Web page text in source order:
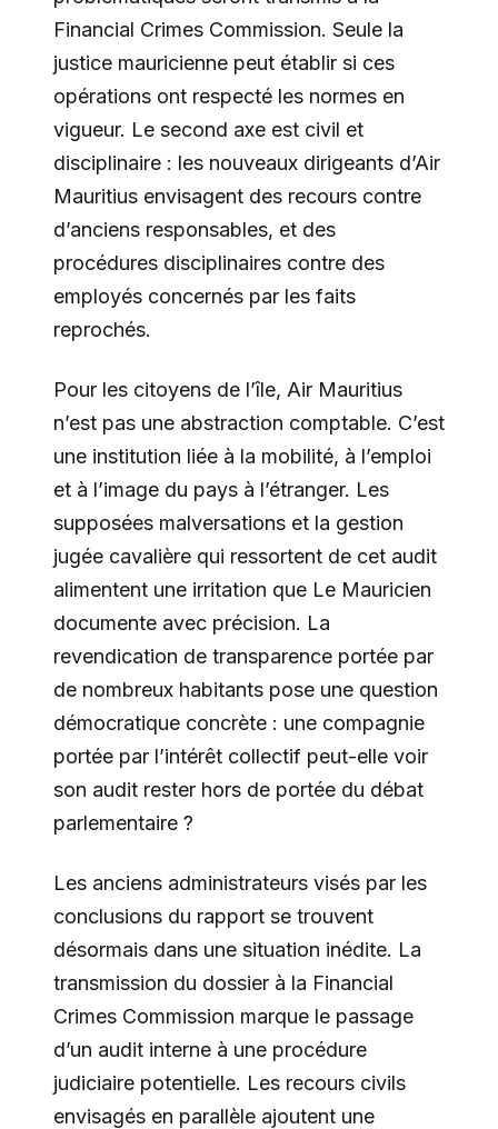
Financial Crimes Commission. Seule la
justice mauricienne peut établir si ces
opérations ont respecté les normes en
vigueur. Le second axe est civil et
disciplinaire : les nouveaux dirigeants d’Air
Mauritius envisagent des recours contre
d’anciens responsables, et des
procédures disciplinaires contre des
employés concernés par les faits
reprochés.
Pour les citoyens de l’île, Air Mauritius
n’est pas une abstraction comptable. C’est
une institution liée à la mobilité, à l’emploi
et à l’image du pays à l’étranger. Les
supposées malversations et la gestion
jugée cavalière qui ressortent de cet audit
alimentent une irritation que Le Mauricien
documente avec précision. La
revendication de transparence portée par
de nombreux habitants pose une question
démocratique concrète : une compagnie
portée par l’intérêt collectif peut-elle voir
son audit rester hors de portée du débat
parlementaire ?
Les anciens administrateurs visés par les
conclusions du rapport se trouvent
désormais dans une situation inédite. La
transmission du dossier à la Financial
Crimes Commission marque le passage
d’un audit interne à une procédure
judiciaire potentielle. Les recours civils
envisagés en parallèle ajoutent une